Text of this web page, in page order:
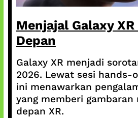
Menjajal Galaxy XR
Depan
Galaxy XR menjadi
2026. Lewat sesi hands-
ini menawarkan
yang memberi gambaran
depan XR.